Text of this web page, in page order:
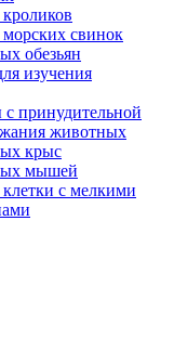
свинок
обезьян
изучения
принудительной
животных
крыс
мышей
с мелкими